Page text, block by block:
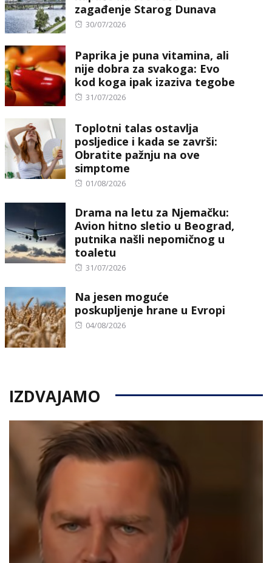
zagađenje Starog Dunava
Posted
30/07/2026
Paprika je puna vitamina, ali
nije dobra za svakoga: Evo
kod koga ipak izaziva tegobe
Posted
31/07/2026
Toplotni talas ostavlja
posljedice i kada se završi:
Obratite pažnju na ove
simptome
Posted
01/08/2026
Drama na letu za Njemačku:
Avion hitno sletio u Beograd,
putnika našli nepomičnog u
toaletu
Posted
31/07/2026
Na jesen moguće
poskupljenje hrane u Evropi
Posted
04/08/2026
IZDVAJAMO